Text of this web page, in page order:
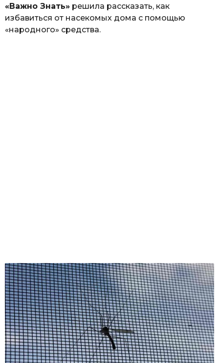
«Важно Знать» решила рассказать, как
избавиться от насекомых дома с помощью
«народного» средства.